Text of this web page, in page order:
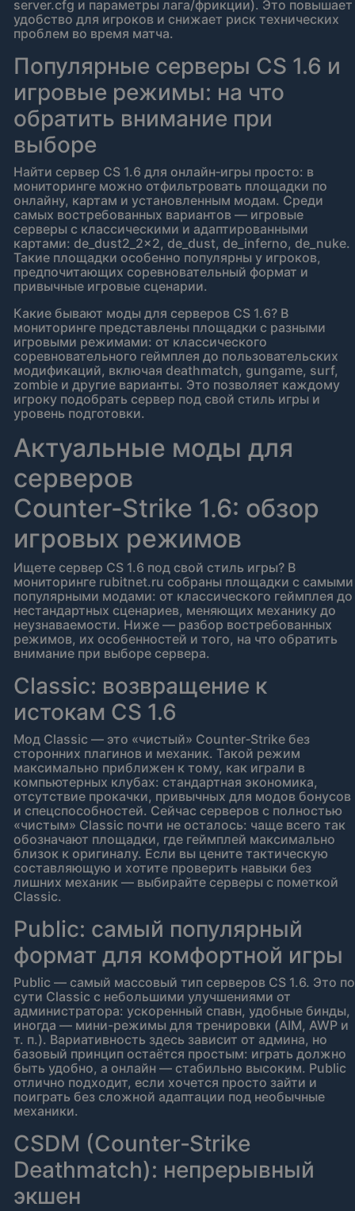
server.cfg и параметры лага/фрикции). Это повышает
удобство для игроков и снижает риск технических
проблем во время матча.
Популярные серверы CS 1.6 и
игровые режимы: на что
обратить внимание при
выборе
Найти сервер CS 1.6 для онлайн‑игры просто: в
мониторинге можно отфильтровать площадки по
онлайну, картам и установленным модам. Среди
самых востребованных вариантов — игровые
серверы с классическими и адаптированными
картами: de_dust2_2x2, de_dust, de_inferno, de_nuke.
Такие площадки особенно популярны у игроков,
предпочитающих соревновательный формат и
привычные игровые сценарии.
Какие бывают моды для серверов CS 1.6? В
мониторинге представлены площадки с разными
игровыми режимами: от классического
соревновательного геймплея до пользовательских
модификаций, включая deathmatch, gungame, surf,
zombie и другие варианты. Это позволяет каждому
игроку подобрать сервер под свой стиль игры и
уровень подготовки.
Актуальные моды для
серверов
Counter‑Strike 1.6: обзор
игровых режимов
Ищете сервер CS 1.6 под свой стиль игры? В
мониторинге rubitnet.ru собраны площадки с самыми
популярными модами: от классического геймплея до
нестандартных сценариев, меняющих механику до
неузнаваемости. Ниже — разбор востребованных
режимов, их особенностей и того, на что обратить
внимание при выборе сервера.
Classic: возвращение к
истокам CS 1.6
Мод Classic — это «чистый» Counter‑Strike без
сторонних плагинов и механик. Такой режим
максимально приближен к тому, как играли в
компьютерных клубах: стандартная экономика,
отсутствие прокачки, привычных для модов бонусов
и спецспособностей. Сейчас серверов с полностью
«чистым» Classic почти не осталось: чаще всего так
обозначают площадки, где геймплей максимально
близок к оригиналу. Если вы цените тактическую
составляющую и хотите проверить навыки без
лишних механик — выбирайте серверы с пометкой
Classic.
Public: самый популярный
формат для комфортной игры
Public — самый массовый тип серверов CS 1.6. Это по
сути Classic с небольшими улучшениями от
администратора: ускоренный спавн, удобные бинды,
иногда — мини-режимы для тренировки (AIM, AWP и
т. п.). Вариативность здесь зависит от админа, но
базовый принцип остаётся простым: играть должно
быть удобно, а онлайн — стабильно высоким. Public
отлично подходит, если хочется просто зайти и
поиграть без сложной адаптации под необычные
механики.
CSDM (Counter‑Strike
Deathmatch): непрерывный
экшен